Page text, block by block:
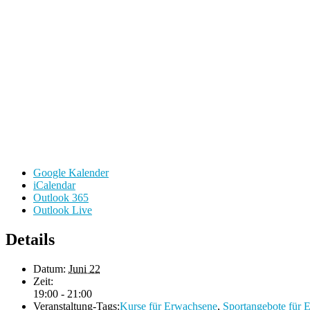
Google Kalender
iCalendar
Outlook 365
Outlook Live
Details
Datum: Juni 22
Zeit:
19:00 - 21:00
Veranstaltung-Tags:Kurse für Erwachsene, Sportangebote für